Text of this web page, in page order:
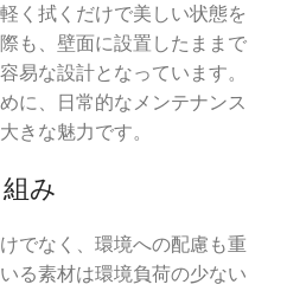
く拭くだけで美しい状態を
も、壁面に設置したままで
易な設計となっています。
に、日常的なメンテナンス
きな魅力です。
み
でなく、環境への配慮も重
る素材は環境負荷の少ない